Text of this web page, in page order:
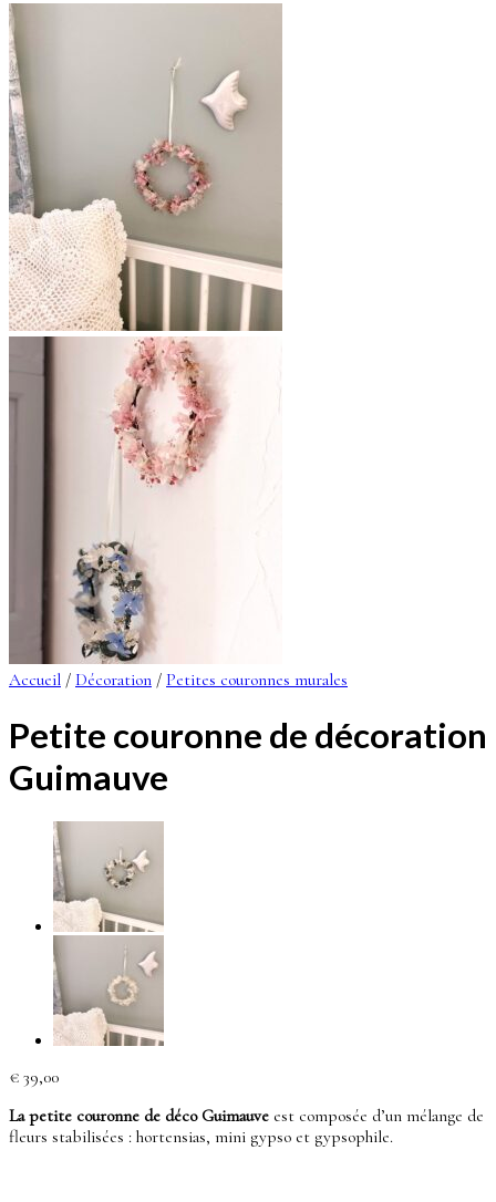
Accueil / Décoration / Petites couronnes murales
Petite couronne de décoration
Guimauve
€ 39,00
La petite couronne de déco Guimauve est composée d’un mélange de
fleurs stabilisées : hortensias, mini gypso et gypsophile.